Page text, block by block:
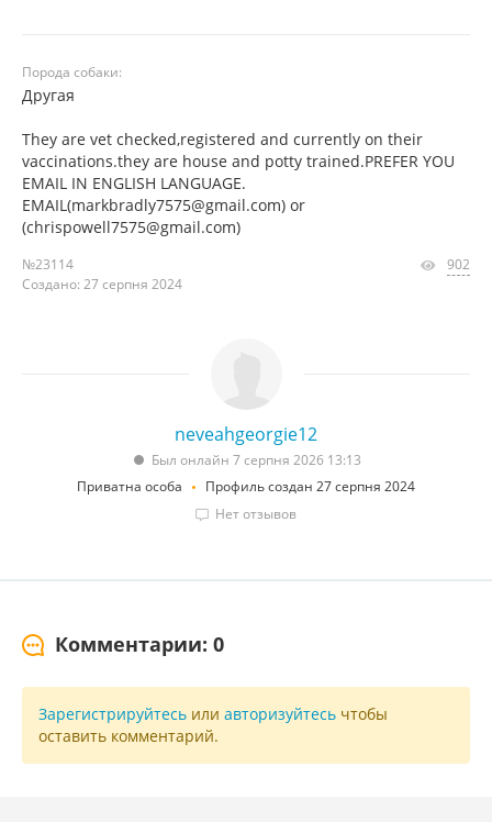
Порода собаки:
Другая
They are vet checked,registered and currently on their
vaccinations.they are house and potty trained.PREFER YOU
EMAIL IN ENGLISH LANGUAGE.
EMAIL(markbradly7575@gmail.com) or
(chrispowell7575@gmail.com)
№23114
Создано: 27 серпня 2024
902
neveahgeorgie12
Был онлайн 7 серпня 2026 13:13
Приватна особа
Профиль создан 27 серпня 2024
Нет отзывов
Комментарии: 0
Зарегистрируйтесь или авторизуйтесь чтобы
оставить комментарий.